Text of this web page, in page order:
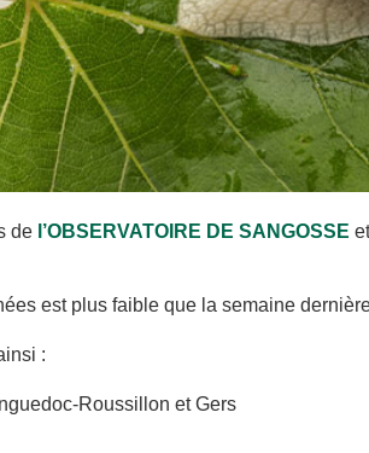
de l’OBSERVATOIRE DE SANGOSSE
est plus faible que la semaine
:
Roussillon et Gers